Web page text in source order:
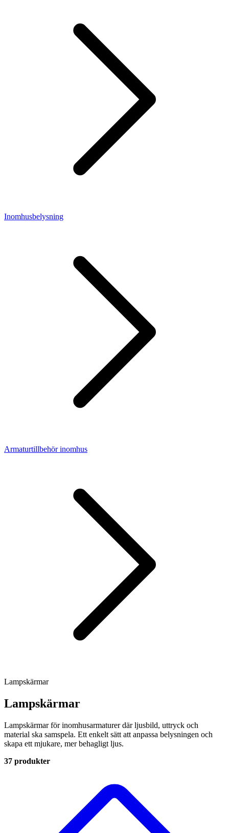
Inomhusbelysning
Armaturtillbehör inomhus
Lampskärmar
Lampskärmar
Lampskärmar för inomhusarmaturer där ljusbild, uttryck och
material ska samspela. Ett enkelt sätt att anpassa belysningen och
skapa ett mjukare, mer behagligt ljus.
37 produkter